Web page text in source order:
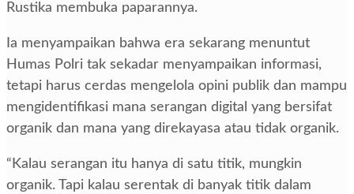
Rustika membuka paparannya.
Ia menyampaikan bahwa era sekarang menuntut
Humas Polri tak sekadar menyampaikan informasi,
tetapi harus cerdas mengelola opini publik dan mampu
mengidentifikasi mana serangan digital yang bersifat
organik dan mana yang direkayasa atau tidak organik.
“Kalau serangan itu hanya di satu titik, mungkin
organik. Tapi kalau serentak di banyak titik dalam